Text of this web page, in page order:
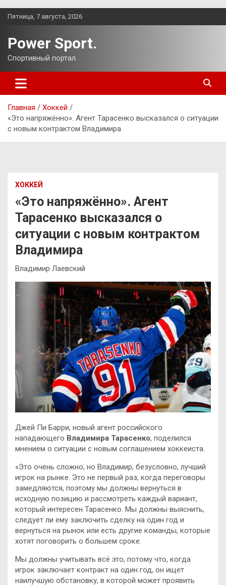
Перейти
Пятница, 7 августа, 2026
Power Sport.
Спортивный портал.
Главная
Хоккей
«Это напряжённо». Агент Тарасенко высказался о ситуации
с новым контрактом Владимира
ХОККЕЙ
«Это напряжённо». Агент
Тарасенко высказался о
ситуации с новым контрактом
Владимира
Владимир Лаевский
Джей Пи Барри, новый агент российского
нападающего Владимира Тарасенко, поделился
мнением о ситуации с новым соглашением хоккеиста.
«Это очень сложно, но Владимир, безусловно, лучший
игрок на рынке. Это не первый раз, когда переговоры
замедляются, поэтому мы должны вернуться в
исходную позицию и рассмотреть каждый вариант,
который интересен Тарасенко. Мы должны выяснить,
следует ли ему заключить сделку на один год и
вернуться на рынок или есть другие команды, которые
хотят поговорить о большем сроке.
Мы должны учитывать всё это, потому что, когда
игрок заключает контракт на один год, он ищет
наилучшую обстановку, в которой может проявить